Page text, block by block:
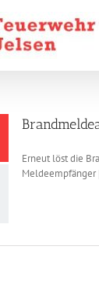
Erneut löst die
Meldeempfänger